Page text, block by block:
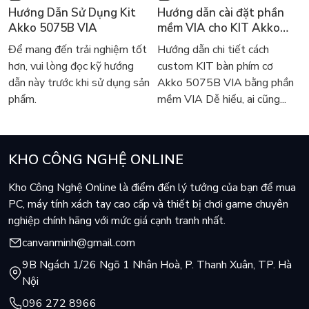
Tính năng chính của Thẻ Nhớ MicroSD Lexar Blue
Plus
Tốc độ đọc cực nhanh lên đến 170MB/s
Thẻ nhớ Lexar BLUE PLUS microSDXC™ UHS-I
tốc độ đọc dữ liệu lên đến
Nhờ khả năng này, bạn có thể dễ dàng sao chép dữ liệu hoặc
chạy trực tiếp từ thẻ mà không lo giật lag. Đây là lựa chọn lý
tưởng cho những người thường xuyên quay phim, chụp ảnh
Hướng Dẫn Sử Dụng Kit
Akko 5075B VIA
Để mang đến trải nghiệm tốt
hơn, vui lòng đọc kỹ hướng
dẫn này trước khi sử dụng sản
phẩm.
Hướng dẫn cài đặt phần
mềm VIA cho KIT Akko
5075B VIA
Hướng dẫn chi tiết cách
custom KIT bàn phím cơ
Akko 5075B VIA bằng phần
mềm VIA Dễ hiểu, ai cũng...
KHO CÔNG NGHỆ ONLINE
Kho Công Nghệ Online là điểm đến lý tưởng của bạn để mua
PC, máy tính xách tay cao cấp và thiết bị chơi game chuyên
nghiệp chính hãng với mức giá cạnh tranh nhất.
canvanminh@gmail.com
9B Ngách 1/26 Ngõ 1 Nhân Hoà, P. Thanh Xuân, TP. Hà
Nội
096 272 8966